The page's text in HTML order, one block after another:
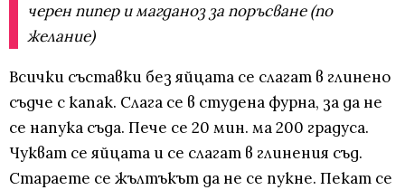
черен пипер и магданоз за поръсване (по
желание)
Всички съставки без яйцата се слагат в глинено
съдче с капак. Слага се в студена фурна, за да не
се напука съда. Пече се 20 мин. ма 200 градуса.
Чукват се яйцата и се слагат в глинения съд.
Стараете се жълтъкът да не се пукне. Пекат се